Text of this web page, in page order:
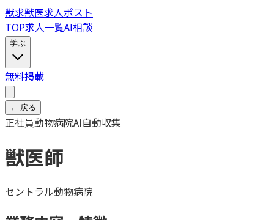
獣求獣医求人ポスト
TOP求人一覧AI相談
学ぶ
無料掲載
← 戻る
正社員動物病院AI自動収集
獣医師
セントラル動物病院